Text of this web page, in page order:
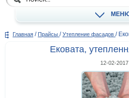
Главная / Прайсы / Утепление фасадов /
Ековата,
12-02-2017